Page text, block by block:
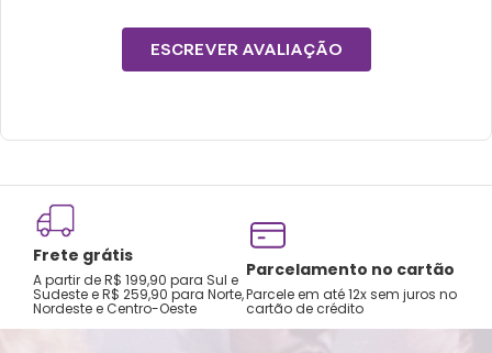
ESCREVER AVALIAÇÃO
Frete grátis
A partir de R$ 199,90 para Sul e
Sudeste e R$ 259,90 para Norte,
Nordeste e Centro-Oeste
Parcelamento no cartão
Parcele em até 12x sem juros no
cartão de crédito